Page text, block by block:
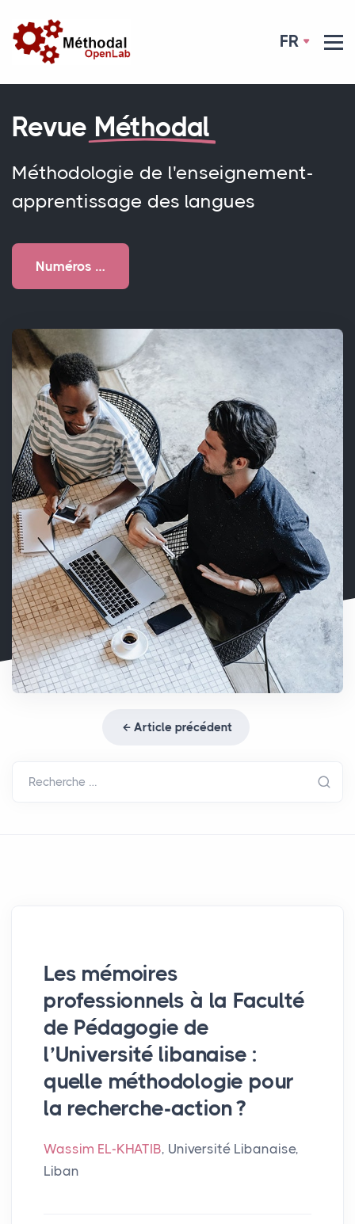
FR
Revue Méthodal
Méthodologie de l'enseignement-
apprentissage des langues
Numéros …
Article précédent
Recherche …
Les mémoires
professionnels à la Faculté
de Pédagogie de
l’Université libanaise :
quelle méthodologie pour
la recherche-action?
Wassim EL-KHATIB, Université Libanaise,
Liban